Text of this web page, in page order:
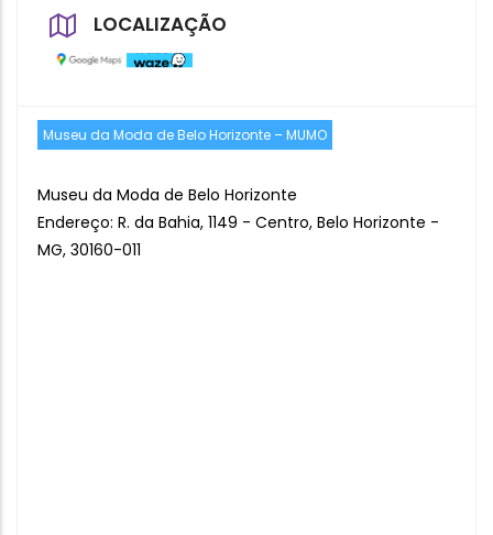
LOCALIZAÇÃO
Museu da Moda de Belo Horizonte – MUMO
Museu da Moda de Belo Horizonte
Endereço: R. da Bahia, 1149 - Centro, Belo Horizonte -
MG, 30160-011